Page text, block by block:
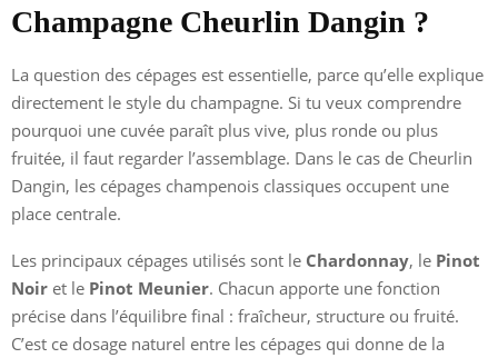
Champagne Cheurlin Dangin ?
La question des cépages est essentielle, parce qu’elle explique
directement le style du champagne. Si tu veux comprendre
pourquoi une cuvée paraît plus vive, plus ronde ou plus
fruitée, il faut regarder l’assemblage. Dans le cas de Cheurlin
Dangin, les cépages champenois classiques occupent une
place centrale.
Les principaux cépages utilisés sont le Chardonnay, le Pinot
Noir et le Pinot Meunier. Chacun apporte une fonction
précise dans l’équilibre final : fraîcheur, structure ou fruité.
C’est ce dosage naturel entre les cépages qui donne de la